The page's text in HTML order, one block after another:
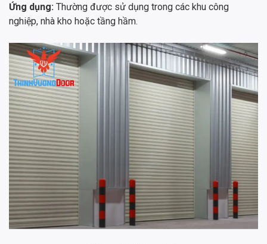
Ứng dụng: Thường được sử dụng trong các khu công
nghiệp, nhà kho hoặc tầng hầm.